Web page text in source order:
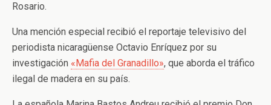
Rosario.
Una mención especial recibió el reportaje televisivo del
periodista nicaragüense Octavio Enríquez por su
investigación «Mafia del Granadillo», que aborda el tráfico
ilegal de madera en su país.